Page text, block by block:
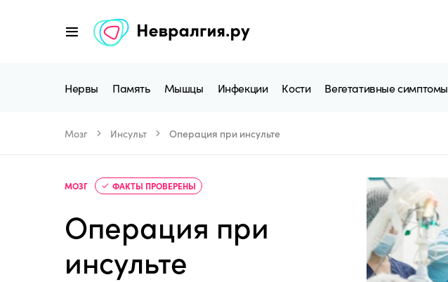
Нервы Память Мышцы Инфекции Кости Вегетативные симптомы
Мозг Инсульт Операция при инсульте
МОЗГ ФАКТЫ ПРОВЕРЕНЫ
Операция при
инсульте